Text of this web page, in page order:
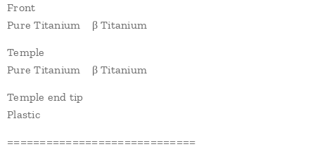
Front
Pure Titanium β Titanium
Temple
Pure Titanium β Titanium
Temple end tip
Plastic
=============================